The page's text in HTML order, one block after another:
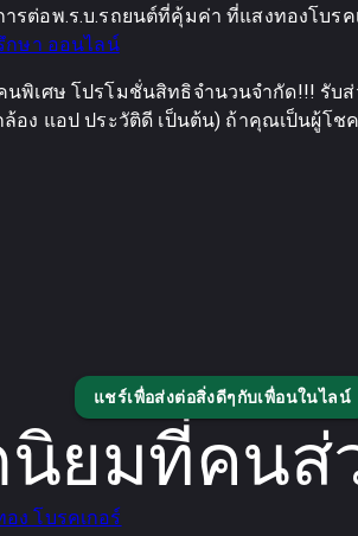
ต่อพ.ร.บ.รถยนต์ที่คุ้มค่า ที่แสงทองโบรค
กษา ออนไลน์
เศษ โปรโมชั่นสิทธิจำนวนจำกัด!!! รับ
อง แอป ประวัติดี เป็นต้น) ถ้าคุณเป็นผู้โ
แชร์เพื่อส่งต่อสิ่งดีๆกับเพื่อนในไลน์
ยมที่คนส่
ง โบรคเกอร์